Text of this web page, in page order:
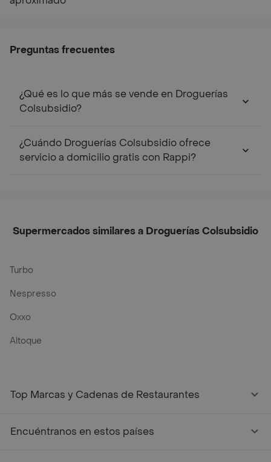
Preguntas frecuentes
¿Qué es lo que más se vende en Droguerías
Colsubsidio?
¿Cuándo Droguerías Colsubsidio ofrece
servicio a domicilio gratis con Rappi?
Supermercados similares a Droguerías Colsubsidio
Turbo
Nespresso
Oxxo
Altoque
Top Marcas y Cadenas de Restaurantes
Encuéntranos en estos países